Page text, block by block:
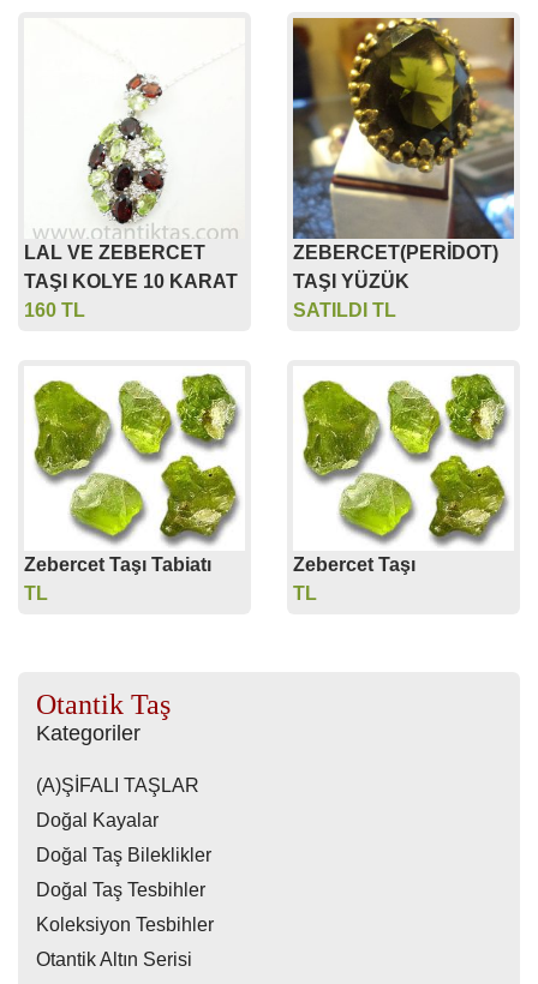
LAL VE ZEBERCET
TAŞI KOLYE 10 KARAT
160 TL
ZEBERCET(PERİDOT)
TAŞI YÜZÜK
SATILDI TL
Zebercet Taşı Tabiatı
TL
Zebercet Taşı
TL
Otantik Taş
Kategoriler
(A)ŞİFALI TAŞLAR
Doğal Kayalar
Doğal Taş Bileklikler
Doğal Taş Tesbihler
Koleksiyon Tesbihler
Otantik Altın Serisi